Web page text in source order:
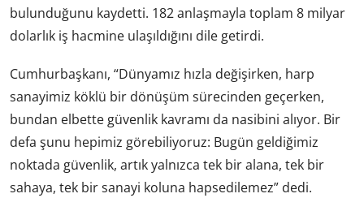
bulunduğunu kaydetti. 182 anlaşmayla toplam 8 milyar
dolarlık iş hacmine ulaşıldığını dile getirdi.
Cumhurbaşkanı, “Dünyamız hızla değişirken, harp
sanayimiz köklü bir dönüşüm sürecinden geçerken,
bundan elbette güvenlik kavramı da nasibini alıyor. Bir
defa şunu hepimiz görebiliyoruz: Bugün geldiğimiz
noktada güvenlik, artık yalnızca tek bir alana, tek bir
sahaya, tek bir sanayi koluna hapsedilemez” dedi.